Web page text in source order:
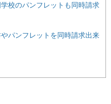
校のパンフレットも同時請求
パンフレットを同時請求出来